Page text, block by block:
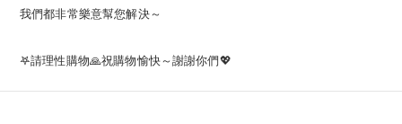
我們都非常樂意幫您解決～
𖤐請理性購物🙏祝購物愉快～謝謝你們💖